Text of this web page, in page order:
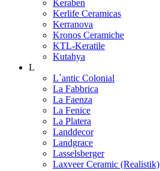
Keraben
Kerlife Ceramicas
Kerranova
Kronos Ceramiche
KTL-Keratile
Kutahya
L
L`antic Colonial
La Fabbrica
La Faenza
La Fenice
La Platera
Landdecor
Landgrace
Lasselsberger
Laxveer Ceramic (Realistik)